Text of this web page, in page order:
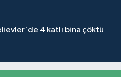
4 katlı bina çöktü